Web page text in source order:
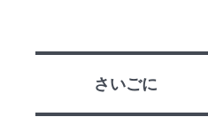
さいごに